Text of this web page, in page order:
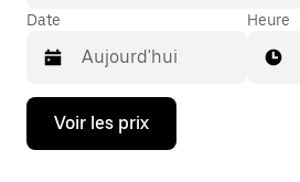
Date
Appuyez
la
Heure
Voir les prix